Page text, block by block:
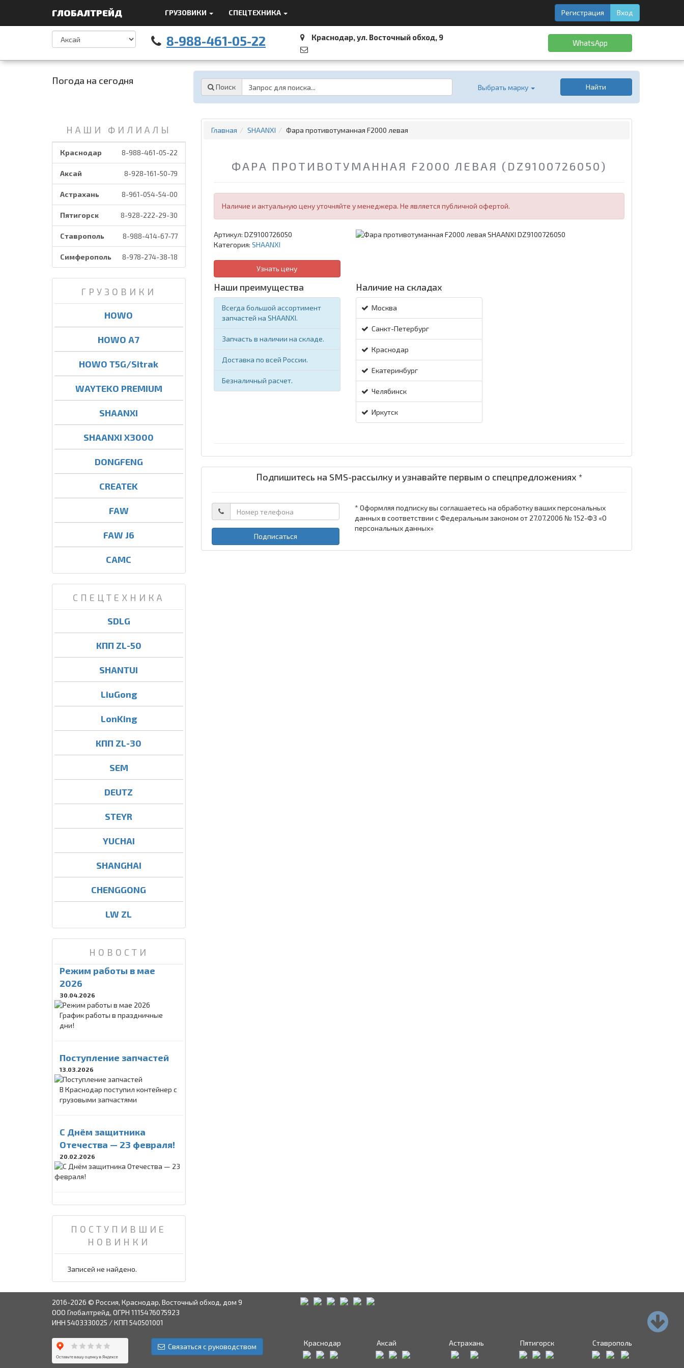
ГЛОБАЛТРЕЙД ГРУЗОВИКИ СПЕЦТЕХНИКА Регистрация Вход
8-988-461-05-22 Краснодар, ул. Восточный обход, 9
WhatsApp
Погода на сегодня
Поиск Выбрать марку Найти
НАШИ ФИЛИАЛЫ
Краснодар 8-988-461-05-22
Аксай 8-928-161-50-79
Астрахань 8-961-054-54-00
Пятигорск 8-928-222-29-30
Ставрополь 8-988-414-67-77
Симферополь 8-978-274-38-18
ГРУЗОВИКИ
HOWO
HOWO A7
HOWO T5G/Sitrak
WAYTEKO PREMIUM
SHAANXI
SHAANXI X3000
DONGFENG
CREATEK
FAW
FAW J6
CAMC
СПЕЦТЕХНИКА
SDLG
КПП ZL-50
SHANTUI
LiuGong
LonKing
КПП ZL-30
SEM
DEUTZ
STEYR
YUCHAI
SHANGHAI
CHENGGONG
LW ZL
НОВОСТИ
Режим работы в мае
2026
30.04.2026
График работы в праздничные
дни!
Поступление запчастей
13.03.2026
В Краснодар поступил контейнер с
грузовыми запчастями
C Днём защитника
Отечества — 23 февраля!
20.02.2026
ПОСТУПИВШИЕ
НОВИНКИ
Записей не найдено.
Главная SHAANXI Фара противотуманная F2000 левая
ФАРА ПРОТИВОТУМАННАЯ F2000 ЛЕВАЯ (DZ9100726050)
Наличие и актуальную цену уточняйте у менеджера. Не является публичной офертой.
Артикул: DZ9100726050
Категория: SHAANXI
Узнать цену
Наши преимущества
Всегда большой ассортимент
запчастей на SHAANXI.
Запчасть в наличии на складе.
Доставка по всей России.
Безналичный расчет.
Наличие на складах
Москва
Санкт-Петербург
Краснодар
Екатеринбург
Челябинск
Иркутск
Подпишитесь на SMS-рассылку и узнавайте первым о спецпредложениях *
Подписаться
* Оформляя подписку вы соглашаетесь на обработку ваших персональных
данных в соответствии с Федеральным законом от 27.07.2006 № 152-ФЗ «О
персональных данных»
2016-2026 © Россия, Краснодар, Восточный обход, дом 9
ООО Глобалтрейд, ОГРН 1115476075923
ИНН 5403330025 / КПП 540501001
Связаться с руководством Краснодар Аксай Астрахань Пятигорск Ставрополь